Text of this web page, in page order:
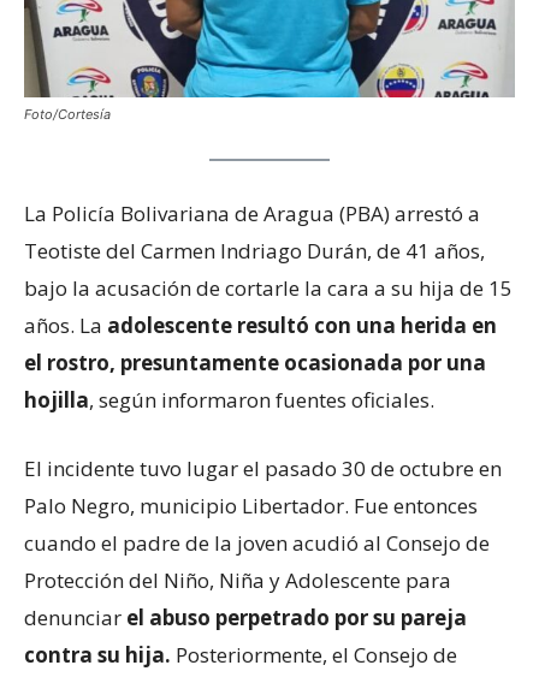
Foto/Cortesía
La Policía Bolivariana de Aragua (PBA) arrestó a
Teotiste del Carmen Indriago Durán, de 41 años,
bajo la acusación de cortarle la cara a su hija de 15
años. La adolescente resultó con una herida en
el rostro, presuntamente ocasionada por una
hojilla, según informaron fuentes oficiales.
El incidente tuvo lugar el pasado 30 de octubre en
Palo Negro, municipio Libertador. Fue entonces
cuando el padre de la joven acudió al Consejo de
Protección del Niño, Niña y Adolescente para
denunciar el abuso perpetrado por su pareja
contra su hija. Posteriormente, el Consejo de